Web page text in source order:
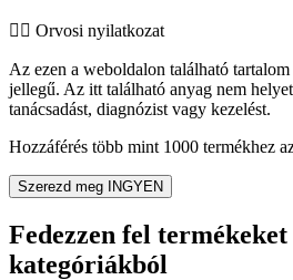
👨‍⚕️️ Orvosi nyilatkozat
Az ezen a weboldalon található
jellegű. Az itt található anyag nem
tanácsadást, diagnózist vagy kezelést.
Hozzáférés több mint 1000 termékhez
Szerezd meg INGYEN
Fedezzen fel termékeket
kategóriákból